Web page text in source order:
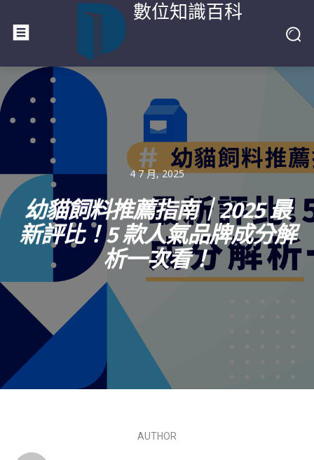
數位知識百科
4 7 月, 2025
幼貓飼料推薦指南｜2025 最
新評比！5 款人氣品牌成分解
析一次看！
AUTHOR